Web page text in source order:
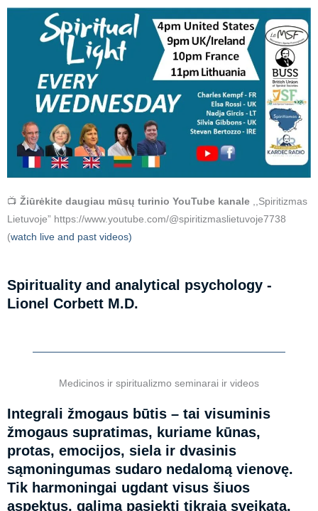
📺 Žiūrėkite daugiau mūsų turinio YouTube kanale ,,Spiritizmas
Lietuvoje” https://www.youtube.com/@spiritizmaslietuvoje7738
(watch live and past videos)
Spirituality and analytical psychology -
Lionel Corbett M.D.
Medicinos ir spiritualizmo seminarai ir videos
Integrali žmogaus būtis – tai visuminis
žmogaus supratimas, kuriame kūnas,
protas, emocijos, siela ir dvasinis
sąmoningumas sudaro nedalomą vienovę.
Tik harmoningai ugdant visus šiuos
aspektus, galima pasiekti tikrąją sveikatą,